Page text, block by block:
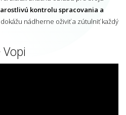
kontrolu spracovania a
nádherne oživiť a zútulniť každý